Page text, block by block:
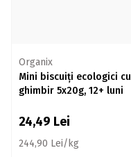
Organix
Mini biscuiți ecologici cu
ghimbir 5x20g, 12+ luni
24,49 Lei
244,90 Lei/kg